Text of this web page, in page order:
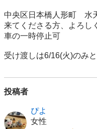
中央区日本橋人形町　水
来てくださる方、よろし
車の一時停止可
受け渡しは6/16(火)のみ
投稿者
ぴよ
女性